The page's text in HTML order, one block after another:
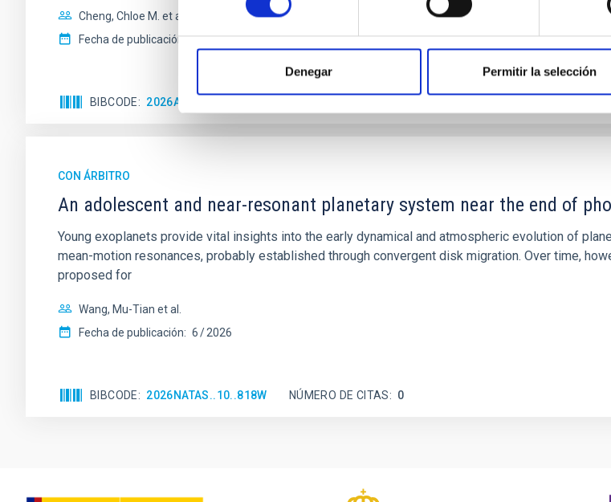
Denegar Permitir la selección
Cheng, Chloe M. et al.
Fecha de publicación: 6 2026
BIBCODE 2026A&A...710A.158C
CON ÁRBITRO
An adolescent and near-resonant planetary system near the end of
Young exoplanets provide vital insights into the early dynamical and atmospheric evolution of
mean-motion resonances, probably established through convergent disk migration. Over time,
proposed for
Wang, Mu-Tian et al.
Fecha de publicación: 6 2026
BIBCODE 2026NATAS..10..818W NÚMERO DE CITAS 0